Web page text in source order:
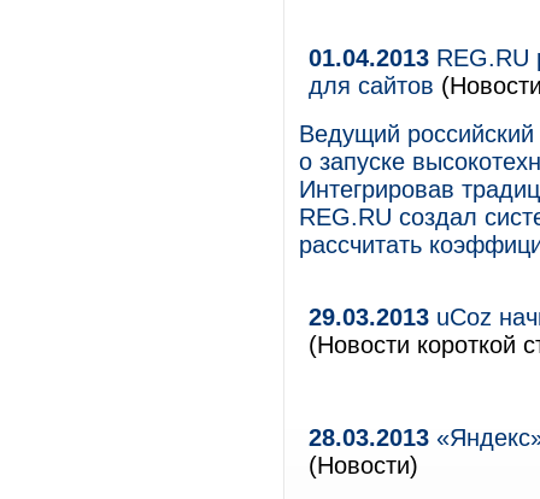
01.04.2013 REG.RU
для сайтов
Ведущий
о запуске
Интегрировав
REG.RU создал
рассчитать
29.03.2013 uCoz
(Новости короткой
28.03.2013
(Новости)